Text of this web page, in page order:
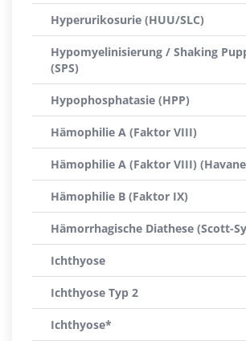
Hyperurikosurie (HUU/SLC)
Hypomyelinisierung / Shaking
(SPS)
Hypophosphatasie (HPP)
Hämophilie A (Faktor VIII)
Hämophilie A (Faktor VIII)
Hämophilie B (Faktor IX)
Hämorrhagische Diathese (Scott-
Ichthyose
Ichthyose Typ 2
Ichthyose*